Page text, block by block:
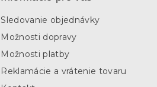
Sledovanie objednávky
Možnosti dopravy
Možnosti platby
Reklamácie a vrátenie tovaru